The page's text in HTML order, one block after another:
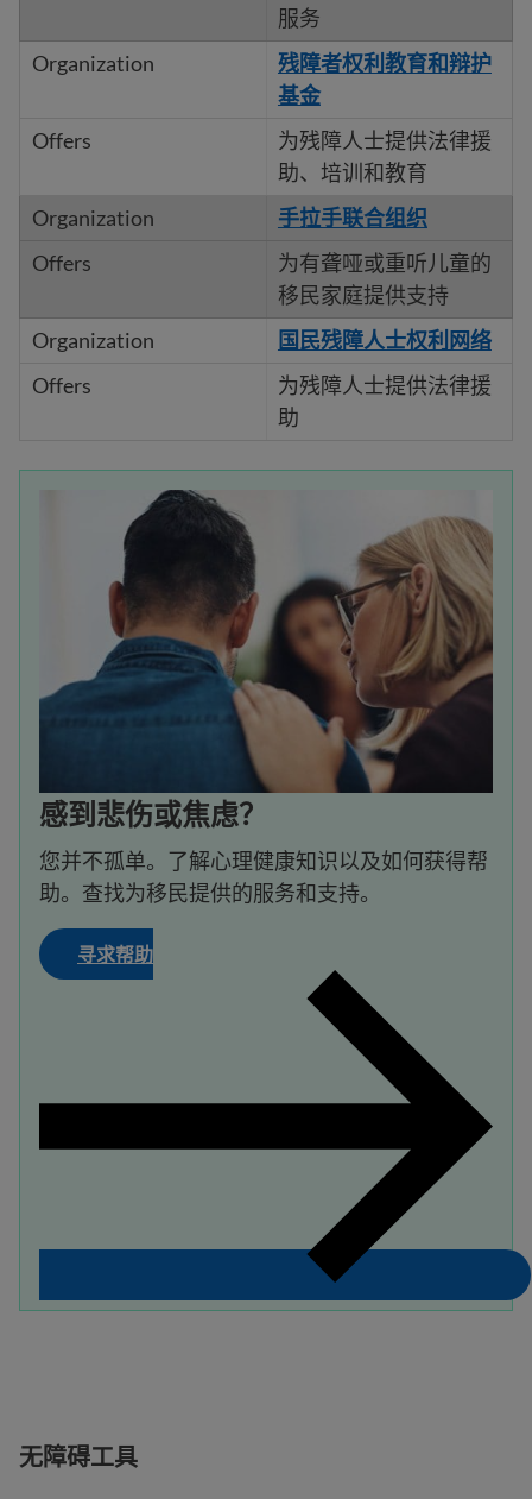
服务
残障者权利教育和辩护
基金
为残障人士提供法律援
助、培训和教育
手拉手联合组织
为有聋哑或重听儿童的
移民家庭提供支持
国民残障人士权利网络
为残障人士提供法律援
助
感到悲伤或焦虑？
您并不孤单。了解心理健康知识以及如何获得帮
助。查找为移民提供的服务和支持。
寻求帮助
无障碍工具